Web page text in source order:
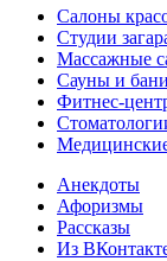
Салоны
Студии
Массажные
Сауны и бани
Фитнес-
Анекдоты
Афоризмы
Рассказы
Из